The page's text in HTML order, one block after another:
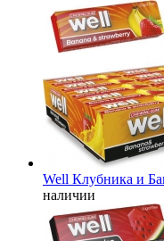
Well Клубника и
наличии